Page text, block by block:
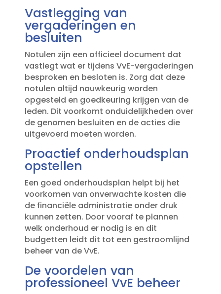
Vastlegging van
vergaderingen en
besluiten
Notulen zijn een officieel document dat
vastlegt wat er tijdens VvE-vergaderingen
besproken en besloten is.​ Zorg dat deze
notulen altijd nauwkeurig worden
opgesteld en goedkeuring krijgen van de
leden.​ Dit voorkomt onduidelijkheden over
de genomen besluiten en de acties die
uitgevoerd moeten worden.​
Proactief onderhoudsplan
opstellen
Een goed onderhoudsplan helpt bij het
voorkomen van onverwachte kosten die
de financiële administratie onder druk
kunnen zetten.​ Door vooraf te plannen
welk onderhoud er nodig is en dit
budgetten leidt dit tot een gestroomlijnd
beheer van de VvE.​
De voordelen van
professioneel VvE beheer